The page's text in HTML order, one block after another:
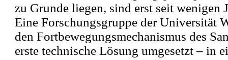
zu Grunde liegen, sind erst seit wenigen
Eine Forschungsgruppe der Universität
den Fortbewegungsmechanismus des
erste technische Lösung umgesetzt – in